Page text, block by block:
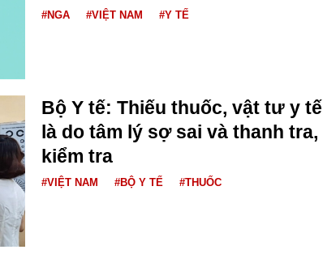
#NGA #VIỆT NAM #Y TẾ
Bộ Y tế: Thiếu thuốc, vật tư y tế
là do tâm lý sợ sai và thanh tra,
kiểm tra
#VIỆT NAM #BỘ Y TẾ #THUỐC